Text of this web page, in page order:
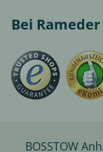
Bei
BOSSTOW